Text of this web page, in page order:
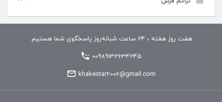
هفت روز هفته ، 24 ساعت شبانه‌روز پاسخگوی شما هستیم.
00989132634245
khakestar2006@gmail.com